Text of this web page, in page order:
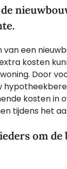
een
kosten
Door
kosten in
tijdens het
om